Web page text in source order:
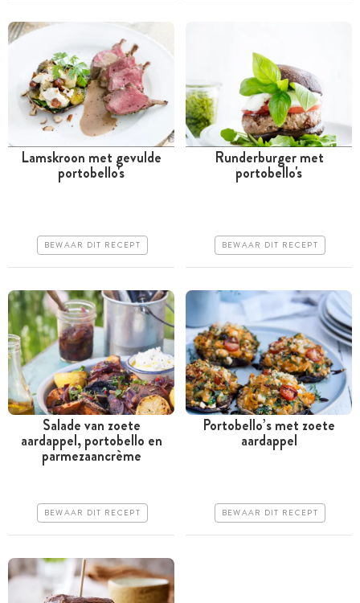
Tussen 30 minuten en 1
Lamskroon met gevulde
portobello's
BEWAAR DIT RECEPT
Tussen 30 minuten en 1
Runderburger met
portobello's
BEWAAR DIT RECEPT
Tussen 30 minuten en 1
Salade van zoete
aardappel, portobello en
parmezaancrème
BEWAAR DIT RECEPT
Tussen 30 minuten en 1
Portobello’s met zoete
aardappel
BEWAAR DIT RECEPT